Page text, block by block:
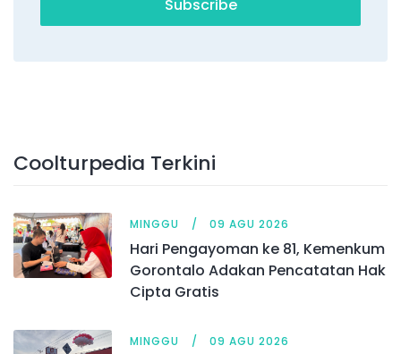
Subscribe
Coolturpedia Terkini
MINGGU 09 AGU 2026
Hari Pengayoman ke 81, Kemenkum
Gorontalo Adakan Pencatatan Hak
Cipta Gratis
MINGGU 09 AGU 2026